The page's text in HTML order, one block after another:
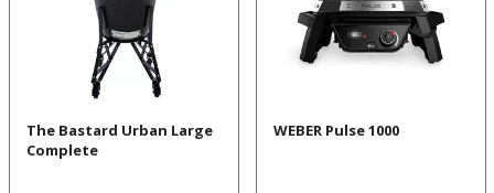
The Bastard Urban Large
Complete
WEBER Pulse 1000